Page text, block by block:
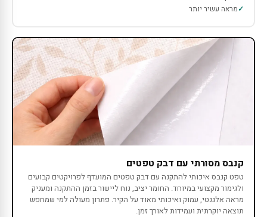
מראה עשיר יותר
קנבס מסורתי עם דבק טפטים
טפט קנבס איכותי להתקנה עם דבק טפטים המועדף לפרויקטים קבועים
ולגימור מקצועי במיוחד. החומר יציב, נוח ליישור בזמן ההתקנה ומעניק
מראה אלגנטי, עמוק ואיכותי מאוד על הקיר. פתרון מעולה למי שמחפש
תוצאה יוקרתית ועמידות לאורך זמן.